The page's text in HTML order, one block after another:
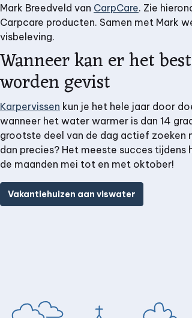
Mark Breedveld van CarpCare. Zie
Carpcare producten. Samen met Mark
visbeleving.
Wanneer kan er het
worden gevist
Karpervissen kun je het hele jaar door
wanneer het water warmer is dan 14
grootste deel van de dag actief zoeken
dan precies? Het meeste succes tijdens
de maanden mei tot en met oktober!
Vakantiehuizen aan viswater